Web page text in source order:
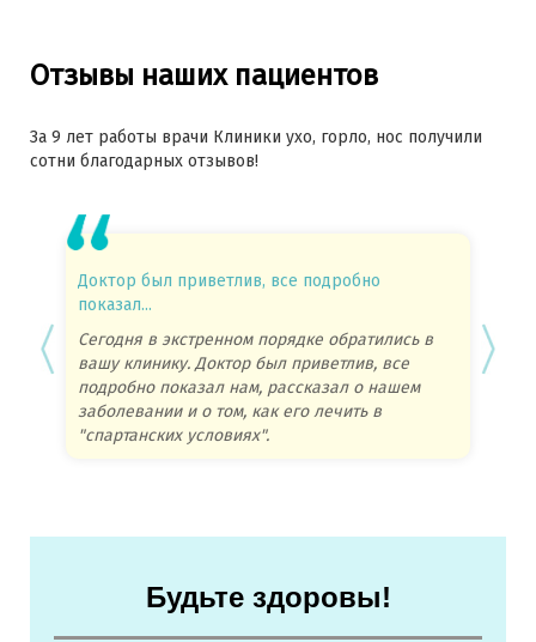
Отзывы наших пациентов
За 9 лет работы врачи Клиники ухо, горло, нос получили
сотни благодарных отзывов!
Доктор был приветлив, все подробно
показал...
Сегодня в экстренном порядке обратились в
вашу клинику. Доктор был приветлив, все
подробно показал нам, рассказал о нашем
заболевании и о том, как его лечить в
"спартанских условиях".
Будьте здоровы!